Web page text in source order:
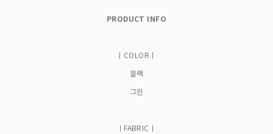
PRODUCT INFO
ㅣCOLORㅣ
블랙
그린
ㅣFABRICㅣ